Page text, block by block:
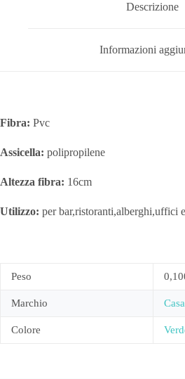
Descrizione
Informazioni
Fibra: Pvc
Assicella: polipropilene
Altezza fibra: 16cm
Utilizzo: per bar,ristoranti,alberghi,uffici
Peso
Marchio
Colore